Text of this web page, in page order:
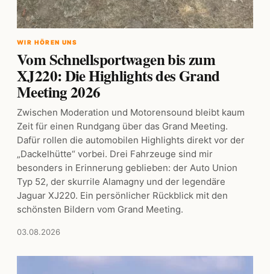
WIR HÖREN UNS
Vom Schnellsportwagen bis zum
XJ220: Die Highlights des Grand
Meeting 2026
Zwischen Moderation und Motorensound bleibt kaum
Zeit für einen Rundgang über das Grand Meeting.
Dafür rollen die automobilen Highlights direkt vor der
„Dackelhütte“ vorbei. Drei Fahrzeuge sind mir
besonders in Erinnerung geblieben: der Auto Union
Typ 52, der skurrile Alamagny und der legendäre
Jaguar XJ220. Ein persönlicher Rückblick mit den
schönsten Bildern vom Grand Meeting.
03.08.2026